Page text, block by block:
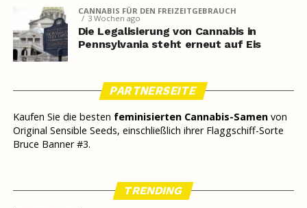
CANNABIS FÜR DEN FREIZEITGEBRAUCH
3 Wochen ago
Die Legalisierung von Cannabis in
Pennsylvania steht erneut auf Eis
PARTNERSEITE
Kaufen Sie die besten feminisierten Cannabis-Samenvon
Original Sensible Seeds, einschließlich ihrer Flaggschiff-Sorte
Bruce Banner #3.
TRENDING